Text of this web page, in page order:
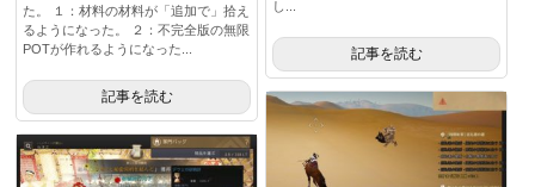
し...
記事を読む
た。 １：材料の材料が「追加で」拾え
るようになった。 ２：不完全版の無限
POTが作れるようになった...
記事を読む